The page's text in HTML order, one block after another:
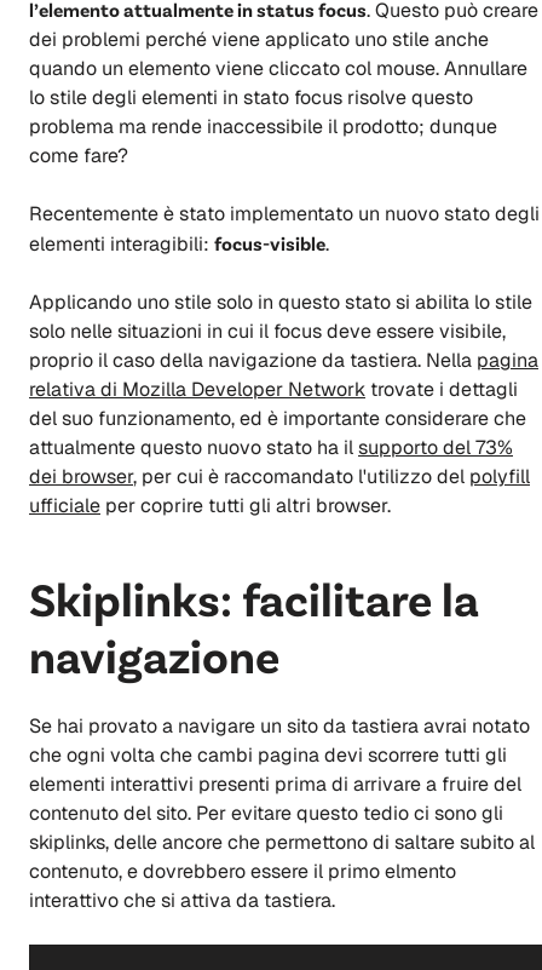
l’elemento attualmente in status focus. Questo può creare
dei problemi perché viene applicato uno stile anche
quando un elemento viene cliccato col mouse. Annullare
lo stile degli elementi in stato focus risolve questo
problema ma rende inaccessibile il prodotto; dunque
come fare?
Recentemente è stato implementato un nuovo stato degli
elementi interagibili: focus-visible.
Applicando uno stile solo in questo stato si abilita lo stile
solo nelle situazioni in cui il focus deve essere visibile,
proprio il caso della navigazione da tastiera. Nella pagina
relativa di Mozilla Developer Network trovate i dettagli
del suo funzionamento, ed è importante considerare che
attualmente questo nuovo stato ha ilsupporto del 73%
dei browser, per cui è raccomandato l'utilizzo del polyfill
ufficiale per coprire tutti gli altri browser.
Skiplinks: facilitare la
navigazione
Se hai provato a navigare un sito da tastiera avrai notato
che ogni volta che cambi pagina devi scorrere tutti gli
elementi interattivi presenti prima di arrivare a fruire del
contenuto del sito. Per evitare questo tedio ci sono gli
skiplinks, delle ancore che permettono di saltare subito al
contenuto, e dovrebbero essere il primo elmento
interattivo che si attiva da tastiera.